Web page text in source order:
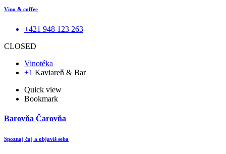
Vino & coffee
+421 948 123 263
CLOSED
Vinotéka
+1 Kaviareň & Bar
Quick view
Bookmark
Barovňa Čarovňa
Spoznaj čaj a objavíš seba